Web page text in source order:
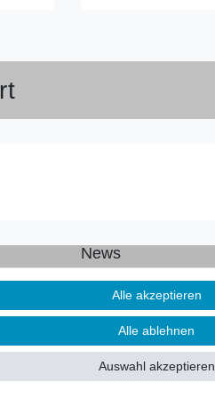
News
Alle akzeptieren
Alle ablehnen
Auswahl akzeptieren